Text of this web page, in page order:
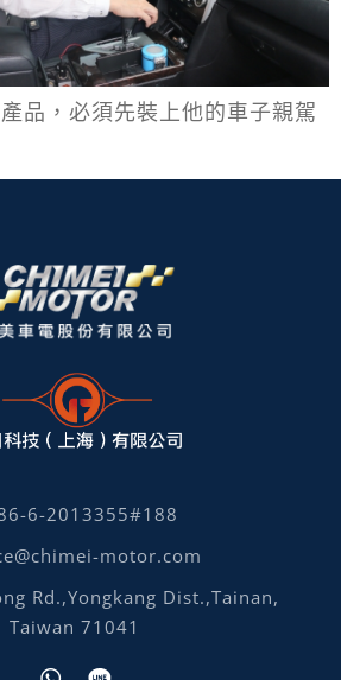
品，必須先裝上他的車子親駕
6-2013355#188
motor.com
Rd.,Yongkang Dist.,Tainan,
Taiwan 71041